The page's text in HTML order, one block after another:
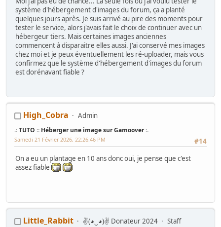
système d'hébergement d'images du forum, ça a planté
quelques jours après. Je suis arrivé au pire des moments pour
tester le service, alors j'avais fait le choix de continuer avec un
hébergeur tiers. Mais certaines images anciennes
commencent à disparaitre elles aussi. J'ai conservé mes images
chez moi et je peux éventuellement les ré-uploader, mais vous
confirmez que le système d'hébergement d'images du forum
est dorénavant fiable ?
High_Cobra Admin
.: TUTO :: Héberger une image sur Gamoover :.
#14
Samedi 21 Février 2026, 22:26:46 PM
On a eu un plantage en 10 ans donc oui, je pense que c'est
assez fiable
Little_Rabbit ✌(◕‿◕)✌ Donateur 2024 Staff